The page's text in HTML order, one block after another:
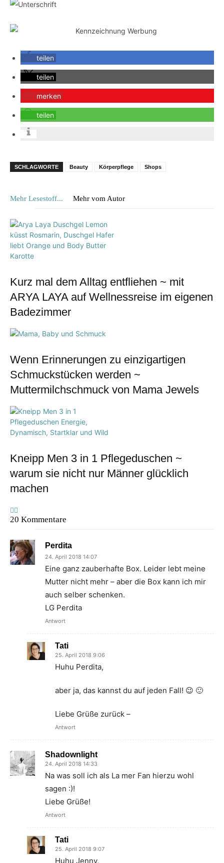
teilen
teilen
merken
teilen
SCHLAGWORTE Beauty Körperpflege Shops
Mehr Lesestoff... Mehr vom Autor
Kurz mal dem Alltag entfliehen ~ mit
ARYA LAYA auf Wellnessreise im eigenen
Badezimmer
Wenn Erinnerungen zu einzigartigen
Schmuckstücken werden ~
Muttermilchschmuck von Mama Jewels
Kneipp Men 3 in 1 Pflegeduschen ~
warum sie nicht nur Männer glücklich
machen
20 Kommentare
Perdita
24. April 2018 14:07
Eine ganz zauberhafte Box. Leider lebt meine
Mutter nicht mehr – aber die Box kann ich mir
auch selber schenken.
LG Perdita
Antwort
Tati
25. April 2018 9:06
Huhu Perdita,
aber ja, das kannst du auf jeden Fall! 😉 🙂
Liebe Grüße zurück –
Antwort
Shadownlight
24. April 2018 14:33
Na was soll ich als La mer Fan hierzu wohl
sagen :)!
Liebe Grüße!
Antwort
Tati
25. April 2018 9:07
Huhu Jenny,